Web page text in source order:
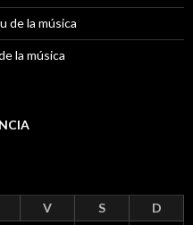
de la música
la música
V S D